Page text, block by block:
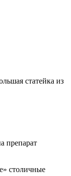
статейка из
препарат
столичные